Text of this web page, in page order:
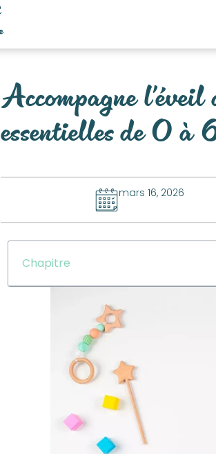
Accompagne l’éveil
essentielles de 0 à
mars 16, 2026
Chapitre